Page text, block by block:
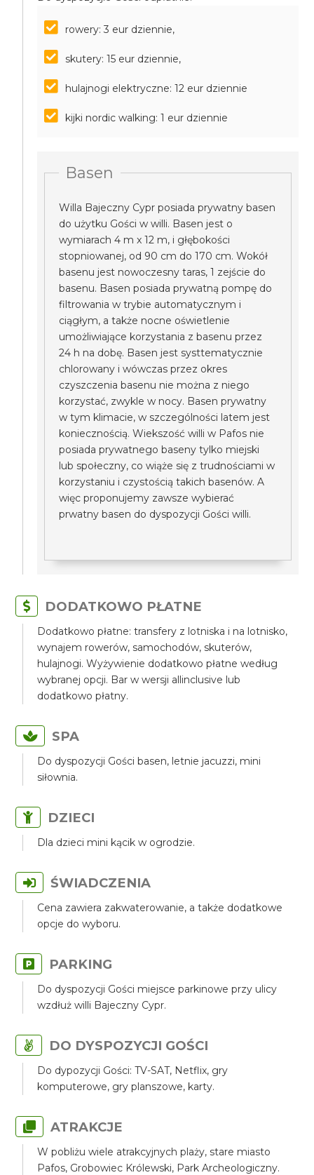
rowery: 3 eur dziennie,
skutery: 15 eur dziennie,
hulajnogi elektryczne: 12 eur dziennie
kijki nordic walking: 1 eur dziennie
Basen
Willa Bajeczny Cypr posiada prywatny basen
do użytku Gości w willi. Basen jest o
wymiarach 4 m x 12 m, i głębokości
stopniowanej, od 90 cm do 170 cm. Wokół
basenu jest nowoczesny taras, 1 zejście do
basenu. Basen posiada prywatną pompę do
filtrowania w trybie automatycznym i
ciągłym, a także nocne oświetlenie
umożliwiające korzystania z basenu przez
24 h na dobę. Basen jest systtematycznie
chlorowany i wówczas przez okres
czyszczenia basenu nie można z niego
korzystać, zwykle w nocy. Basen prywatny
w tym klimacie, w szczególności latem jest
koniecznością. Wiekszość willi w Pafos nie
posiada prywatnego baseny tylko miejski
lub społeczny, co wiąże się z trudnościami w
korzystaniu i czystością takich basenów. A
więc proponujemy zawsze wybierać
prwatny basen do dyspozycji Gości willi.
DODATKOWO PŁATNE
Dodatkowo płatne: transfery z lotniska i na lotnisko,
wynajem rowerów, samochodów, skuterów,
hulajnogi. Wyżywienie dodatkowo płatne według
wybranej opcji. Bar w wersji allinclusive lub
dodatkowo płatny.
SPA
Do dyspozycji Gości basen, letnie jacuzzi, mini
siłownia.
DZIECI
Dla dzieci mini kącik w ogrodzie.
ŚWIADCZENIA
Cena zawiera zakwaterowanie, a także dodatkowe
opcje do wyboru.
PARKING
Do dyspozycji Gości miejsce parkinowe przy ulicy
wzdłuż willi Bajeczny Cypr.
DO DYSPOZYCJI GOŚCI
Do dypozycji Gości: TV-SAT, Netflix, gry
komputerowe, gry planszowe, karty.
ATRAKCJE
W pobliżu wiele atrakcyjnych plaży, stare miasto
Pafos, Grobowiec Królewski, Park Archeologiczny.